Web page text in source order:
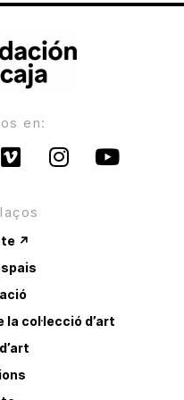
en:
↗
la col·lecció d’art